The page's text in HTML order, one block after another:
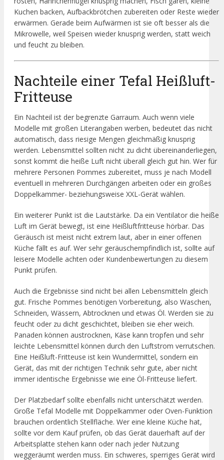
Kuchen backen, Aufbackbrötchen zubereiten oder Reste wieder
erwärmen. Gerade beim Aufwärmen ist sie oft besser als die
Mikrowelle, weil Speisen wieder knusprig werden, statt weich
und feucht zu bleiben.
Nachteile einer Tefal Heißluft-
Fritteuse
Ein Nachteil ist der begrenzte Garraum. Auch wenn viele
Modelle mit großen Literangaben werben, bedeutet das nicht
automatisch, dass riesige Mengen gleichmäßig knusprig
werden. Lebensmittel sollten nicht zu dicht übereinanderliegen,
sonst kommt die heiße Luft nicht überall gleich gut hin. Wer für
mehrere Personen Pommes zubereitet, muss je nach Modell
eventuell in mehreren Durchgängen arbeiten oder ein großes
Doppelkammer- beziehungsweise XXL-Gerät wählen.
Ein weiterer Punkt ist die Lautstärke. Da ein Ventilator die heiße
Luft im Gerät bewegt, ist eine Heißluftfritteuse hörbar. Das
Geräusch ist meist nicht extrem laut, aber in einer offenen
Küche fällt es auf. Wer sehr geräuschempfindlich ist, sollte auf
leisere Modelle achten oder Kundenbewertungen zu diesem
Punkt prüfen.
Auch die Ergebnisse sind nicht bei allen Lebensmitteln gleich
gut. Frische Pommes benötigen Vorbereitung, also Waschen,
Schneiden, Wässern, Abtrocknen und etwas Öl. Werden sie zu
feucht oder zu dicht geschichtet, bleiben sie eher weich.
Panaden können austrocknen, Käse kann tropfen und sehr
leichte Lebensmittel können durch den Luftstrom verrutschen.
Eine Heißluft-Fritteuse ist kein Wundermittel, sondern ein
Gerät, das mit der richtigen Technik sehr gute, aber nicht
immer identische Ergebnisse wie eine Öl-Fritteuse liefert.
Der Platzbedarf sollte ebenfalls nicht unterschätzt werden.
Große Tefal Modelle mit Doppelkammer oder Oven-Funktion
brauchen ordentlich Stellfläche. Wer eine kleine Küche hat,
sollte vor dem Kauf prüfen, ob das Gerät dauerhaft auf der
Arbeitsplatte stehen kann oder nach jeder Nutzung
weggeräumt werden muss. Ein schweres, sperriges Gerät wird